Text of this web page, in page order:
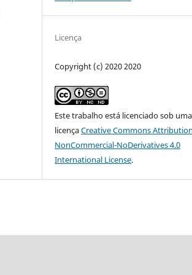
Licença
Copyright (c) 2020 2020
Este trabalho está licenciado sob uma
licençaCreative Commons
NonCommercial-NoDerivatives 4.0
International License.